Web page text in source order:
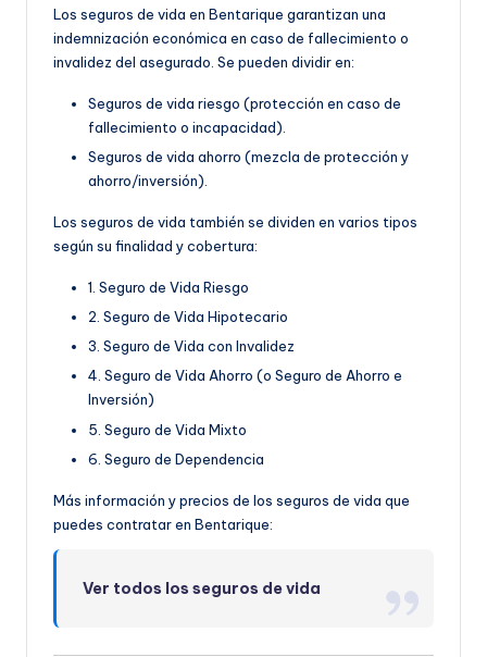
Los seguros de vida en Bentarique garantizan una
indemnización económica en caso de fallecimiento o
invalidez del asegurado. Se pueden dividir en:
Seguros de vida riesgo (protección en caso de
fallecimiento o incapacidad).
Seguros de vida ahorro (mezcla de protección y
ahorro/inversión).
Los seguros de vida también se dividen en varios tipos
según su finalidad y cobertura:
1. Seguro de Vida Riesgo
2. Seguro de Vida Hipotecario
3. Seguro de Vida con Invalidez
4. Seguro de Vida Ahorro (o Seguro de Ahorro e
Inversión)
5. Seguro de Vida Mixto
6. Seguro de Dependencia
Más información y precios de los seguros de vida que
puedes contratar en Bentarique:
Ver todos los seguros de vida